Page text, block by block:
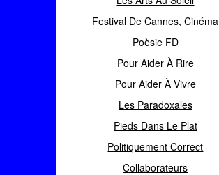
Festival De Cannes, Cinéma
Poèsie FD
Pour Aider À Rire
Pour Aider À Vivre
Les Paradoxales
Pieds Dans Le Plat
Politiquement Correct
Collaborateurs